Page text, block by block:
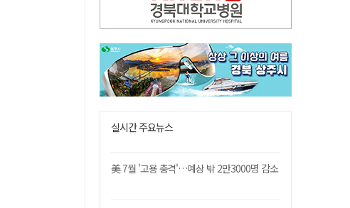
실시간 주요뉴스
美 7월 '고용 충격'…예상 밖 2만3000명 감소